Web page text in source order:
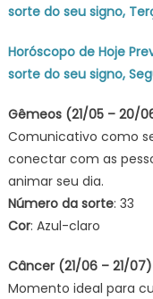
sorte do seu signo,
Horóscopo de Hoje
sorte do seu signo,
Gêmeos (21/05 – 20/
Comunicativo como
conectar com as
animar seu dia.
Número da sorte: 33
Cor: Azul-claro
Câncer (21/06 – 21/07)
Momento ideal para